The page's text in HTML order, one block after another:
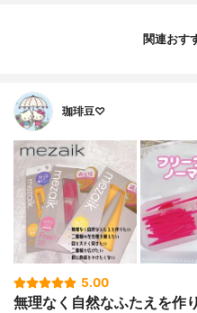
関連おす
珈琲豆♡
5.00
無理なく自然なふたえを作